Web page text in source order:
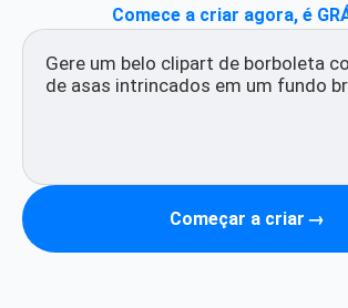
Comece a criar agora, é
Começar a criar →